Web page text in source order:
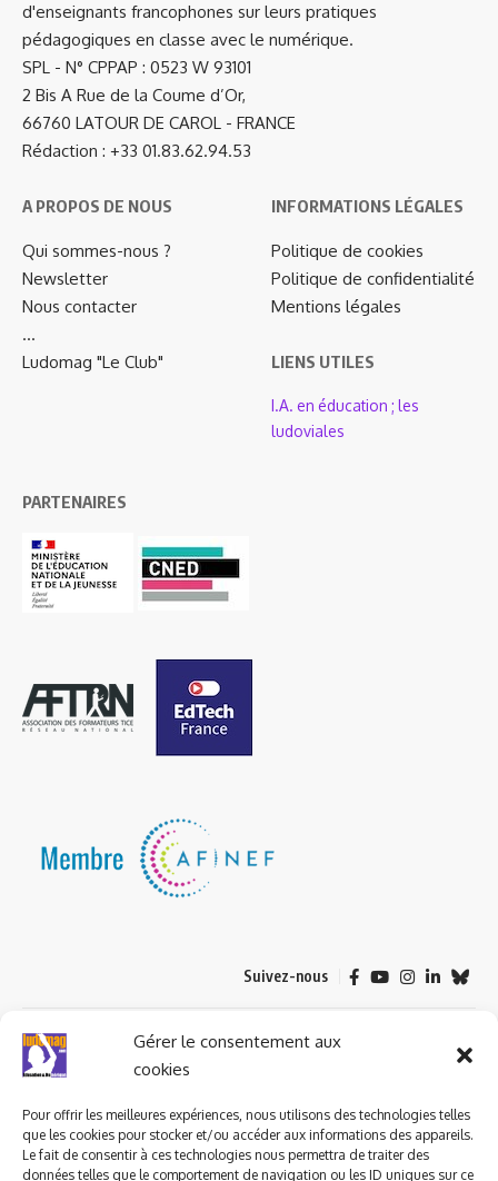
Gérer le consentement aux
cookies
Pour offrir les meilleures expériences, nous utilisons des technologies telles
que les cookies pour stocker et/ou accéder aux informations des appareils.
Le fait de consentir à ces technologies nous permettra de traiter des
données telles que le comportement de navigation ou les ID uniques sur ce
d'enseignants francophones sur leurs pratiques
pédagogiques en classe avec le numérique.
SPL - N° CPPAP : 0523 W 93101
2 Bis A Rue de la Coume d’Or,
66760 LATOUR DE CAROL - FRANCE
Rédaction : +33 01.83.62.94.53
A PROPOS DE NOUS
Qui sommes-nous ?
Newsletter
Nous contacter
…
Ludomag "Le Club"
INFORMATIONS LÉGALES
Politique de cookies
Politique de confidentialité
Mentions légales
LIENS UTILES
I.A. en éducation ; les
ludoviales
PARTENAIRES
Suivez-nous
© 2023 ludomag.com édité et géré par WOOMEET SAS, powered by